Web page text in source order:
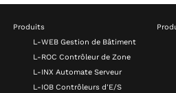
Produits
L-WEB Gestion de Bâtiment
L-ROC Contrôleur de Zone
L-INX Automate Serveur
L-IOB Contrôleurs d'E/S